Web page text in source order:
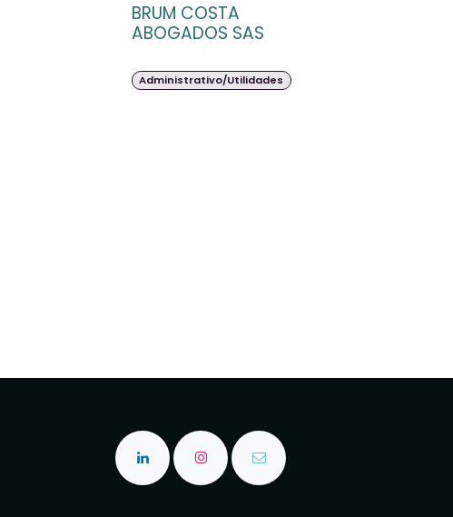
BRUM COSTA
ABOGADOS SAS
Administrativo/Utilidades